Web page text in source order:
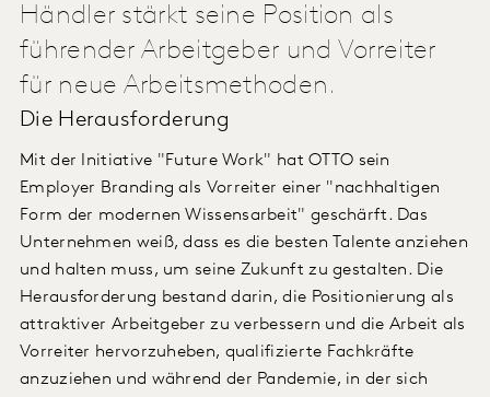
Händler stärkt seine Position als
führender Arbeitgeber und Vorreiter
für neue Arbeitsmethoden.
Die Herausforderung
Mit der Initiative "Future Work" hat OTTO sein
Employer Branding als Vorreiter einer "nachhaltigen
Form der modernen Wissensarbeit" geschärft. Das
Unternehmen weiß, dass es die besten Talente anziehen
und halten muss, um seine Zukunft zu gestalten. Die
Herausforderung bestand darin, die Positionierung als
attraktiver Arbeitgeber zu verbessern und die Arbeit als
Vorreiter hervorzuheben, qualifizierte Fachkräfte
anzuziehen und während der Pandemie, in der sich